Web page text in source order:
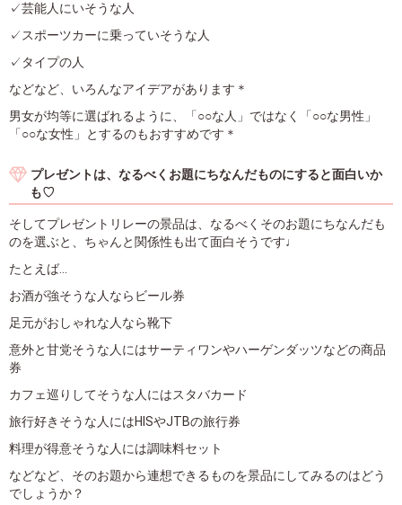
✓芸能人にいそうな人
✓スポーツカーに乗っていそうな人
✓タイプの人
などなど、いろんなアイデアがあります＊
男女が均等に選ばれるように、「○○な人」ではなく「○○な男性」
「○○な女性」とするのもおすすめです＊
プレゼントは、なるべくお題にちなんだものにすると面白いか
も♡
そしてプレゼントリレーの景品は、なるべくそのお題にちなんだも
のを選ぶと、ちゃんと関係性も出て面白そうです♩
たとえば...
お酒が強そうな人ならビール券
足元がおしゃれな人なら靴下
意外と甘党そうな人にはサーティワンやハーゲンダッツなどの商品
券
カフェ巡りしてそうな人にはスタバカード
旅行好きそうな人にはHISやJTBの旅行券
料理が得意そうな人には調味料セット
などなど、そのお題から連想できるものを景品にしてみるのはどう
でしょうか？